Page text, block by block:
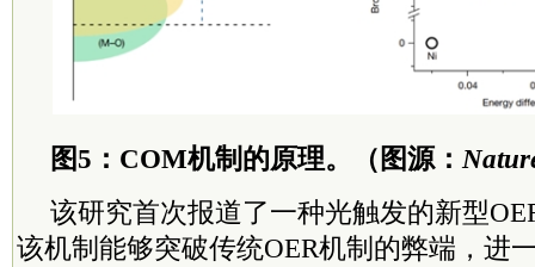
图5：COM机制的原理。（图源：
该研究首次报道了一种光触发的新型
该机制能够突破传统OER机制的弊端，进